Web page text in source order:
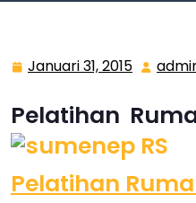
Januari 31, 2015 Januari
2015
Pelatihan
Pelatihan